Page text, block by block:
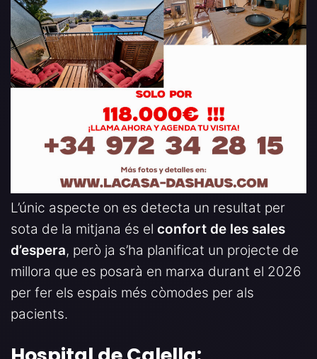
L’únic aspecte on es detecta un resultat per
sota de la mitjana és el confort de les sales
d’espera, però ja s’ha planificat un projecte de
millora que es posarà en marxa durant el 2026
per fer els espais més còmodes per als
pacients.